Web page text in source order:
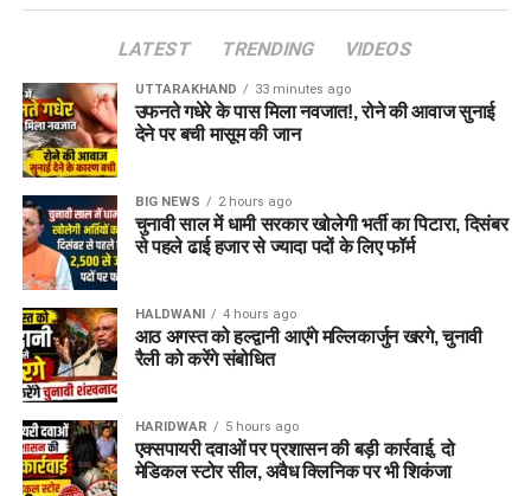
LATEST TRENDING VIDEOS
UTTARAKHAND 33 minutes ago
उफनते गधेरे के पास मिला नवजात!, रोने की आवाज सुनाई
देने पर बची मासूम की जान
BIG NEWS 2 hours ago
चुनावी साल में धामी सरकार खोलेगी भर्ती का पिटारा, दिसंबर
से पहले ढाई हजार से ज्यादा पदों के लिए फॉर्म
HALDWANI 4 hours ago
आठ अगस्त को हल्द्वानी आएंगे मल्लिकार्जुन खरगे, चुनावी
रैली को करेंगे संबोधित
HARIDWAR 5 hours ago
एक्सपायरी दवाओं पर प्रशासन की बड़ी कार्रवाई, दो
मेडिकल स्टोर सील, अवैध क्लिनिक पर भी शिकंजा